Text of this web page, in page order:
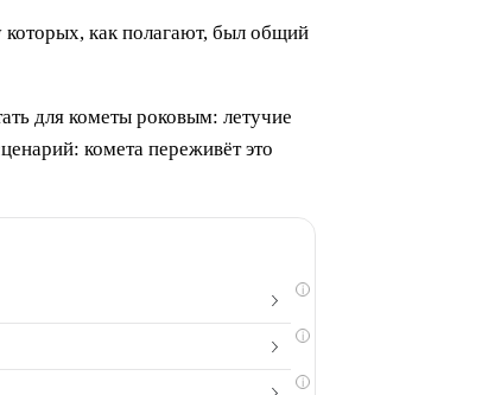
как полагают, был общий
для кометы роковым: летучие
комета переживёт это
i
i
i